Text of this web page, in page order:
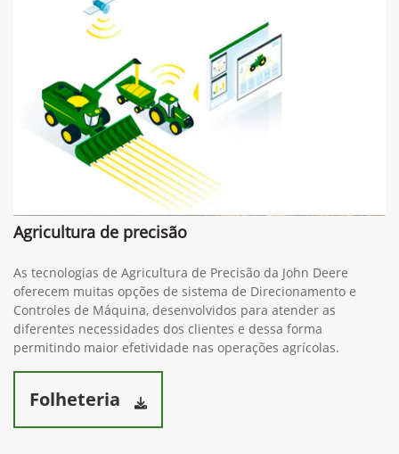
Agricultura de precisão
As tecnologias de Agricultura de Precisão da John Deere
oferecem muitas opções de sistema de Direcionamento e
Controles de Máquina, desenvolvidos para atender as
diferentes necessidades dos clientes e dessa forma
permitindo maior efetividade nas operações agrícolas.
Folheteria